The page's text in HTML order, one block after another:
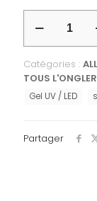
Catégories :
TOUS
Gel UV / LED
Partager